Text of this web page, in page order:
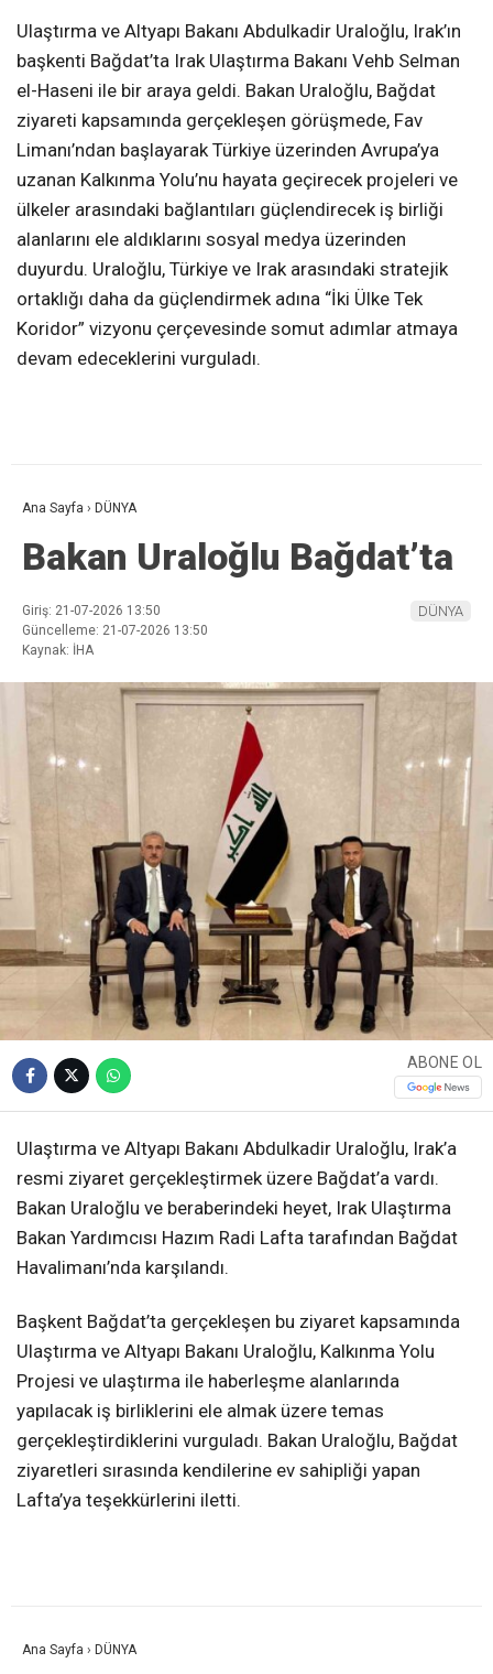
Ulaştırma ve Altyapı Bakanı Abdulkadir Uraloğlu, Irak’ın
başkenti Bağdat’ta Irak Ulaştırma Bakanı Vehb Selman
el-Haseni ile bir araya geldi. Bakan Uraloğlu, Bağdat
ziyareti kapsamında gerçekleşen görüşmede, Fav
Limanı’ndan başlayarak Türkiye üzerinden Avrupa’ya
uzanan Kalkınma Yolu’nu hayata geçirecek projeleri ve
ülkeler arasındaki bağlantıları güçlendirecek iş birliği
alanlarını ele aldıklarını sosyal medya üzerinden
duyurdu. Uraloğlu, Türkiye ve Irak arasındaki stratejik
ortaklığı daha da güçlendirmek adına “İki Ülke Tek
Koridor” vizyonu çerçevesinde somut adımlar atmaya
devam edeceklerini vurguladı.
Ana Sayfa › DÜNYA
Bakan Uraloğlu Bağdat’ta
Giriş: 21-07-2026 13:50
Güncelleme: 21-07-2026 13:50
Kaynak: İHA
DÜNYA
ABONE OL
Ulaştırma ve Altyapı Bakanı Abdulkadir Uraloğlu, Irak’a
resmi ziyaret gerçekleştirmek üzere Bağdat’a vardı.
Bakan Uraloğlu ve beraberindeki heyet, Irak Ulaştırma
Bakan Yardımcısı Hazım Radi Lafta tarafından Bağdat
Havalimanı’nda karşılandı.
Başkent Bağdat’ta gerçekleşen bu ziyaret kapsamında
Ulaştırma ve Altyapı Bakanı Uraloğlu, Kalkınma Yolu
Projesi ve ulaştırma ile haberleşme alanlarında
yapılacak iş birliklerini ele almak üzere temas
gerçekleştirdiklerini vurguladı. Bakan Uraloğlu, Bağdat
ziyaretleri sırasında kendilerine ev sahipliği yapan
Lafta’ya teşekkürlerini iletti.
Ana Sayfa › DÜNYA